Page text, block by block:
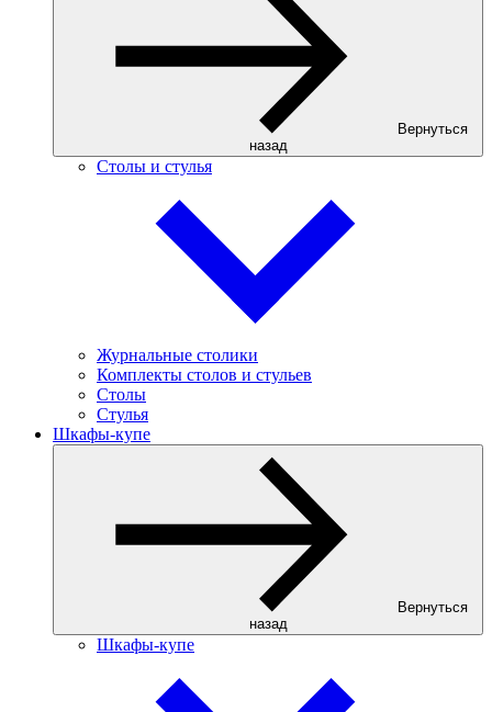
Вернуться
назад
Столы и стулья
Журнальные столики
Комплекты столов и стульев
Столы
Стулья
Шкафы-купе
Вернуться
назад
Шкафы-купе